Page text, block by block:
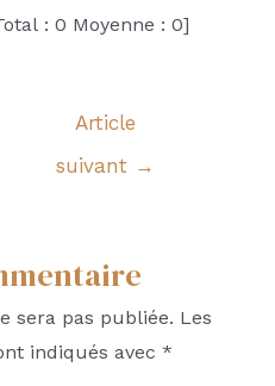
: 0 Moyenne : 0]
Article
suivant →
sera pas publiée. Les
indiqués avec *